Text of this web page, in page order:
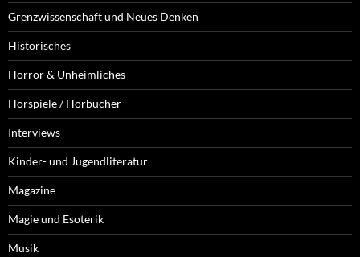
Grenzwissenschaft und Neues Denken
Historisches
Horror & Unheimliches
Hörspiele / Hörbücher
Interviews
Kinder- und Jugendliteratur
Magazine
Magie und Esoterik
Musik